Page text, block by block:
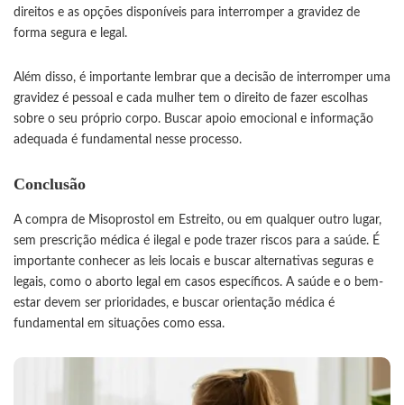
direitos e as opções disponíveis para interromper a gravidez de
forma segura e legal.
Além disso, é importante lembrar que a decisão de interromper uma
gravidez é pessoal e cada mulher tem o direito de fazer escolhas
sobre o seu próprio corpo. Buscar apoio emocional e informação
adequada é fundamental nesse processo.
Conclusão
A compra de Misoprostol em Estreito, ou em qualquer outro lugar,
sem prescrição médica é ilegal e pode trazer riscos para a saúde. É
importante conhecer as leis locais e buscar alternativas seguras e
legais, como o aborto legal em casos específicos. A saúde e o bem-
estar devem ser prioridades, e buscar orientação médica é
fundamental em situações como essa.